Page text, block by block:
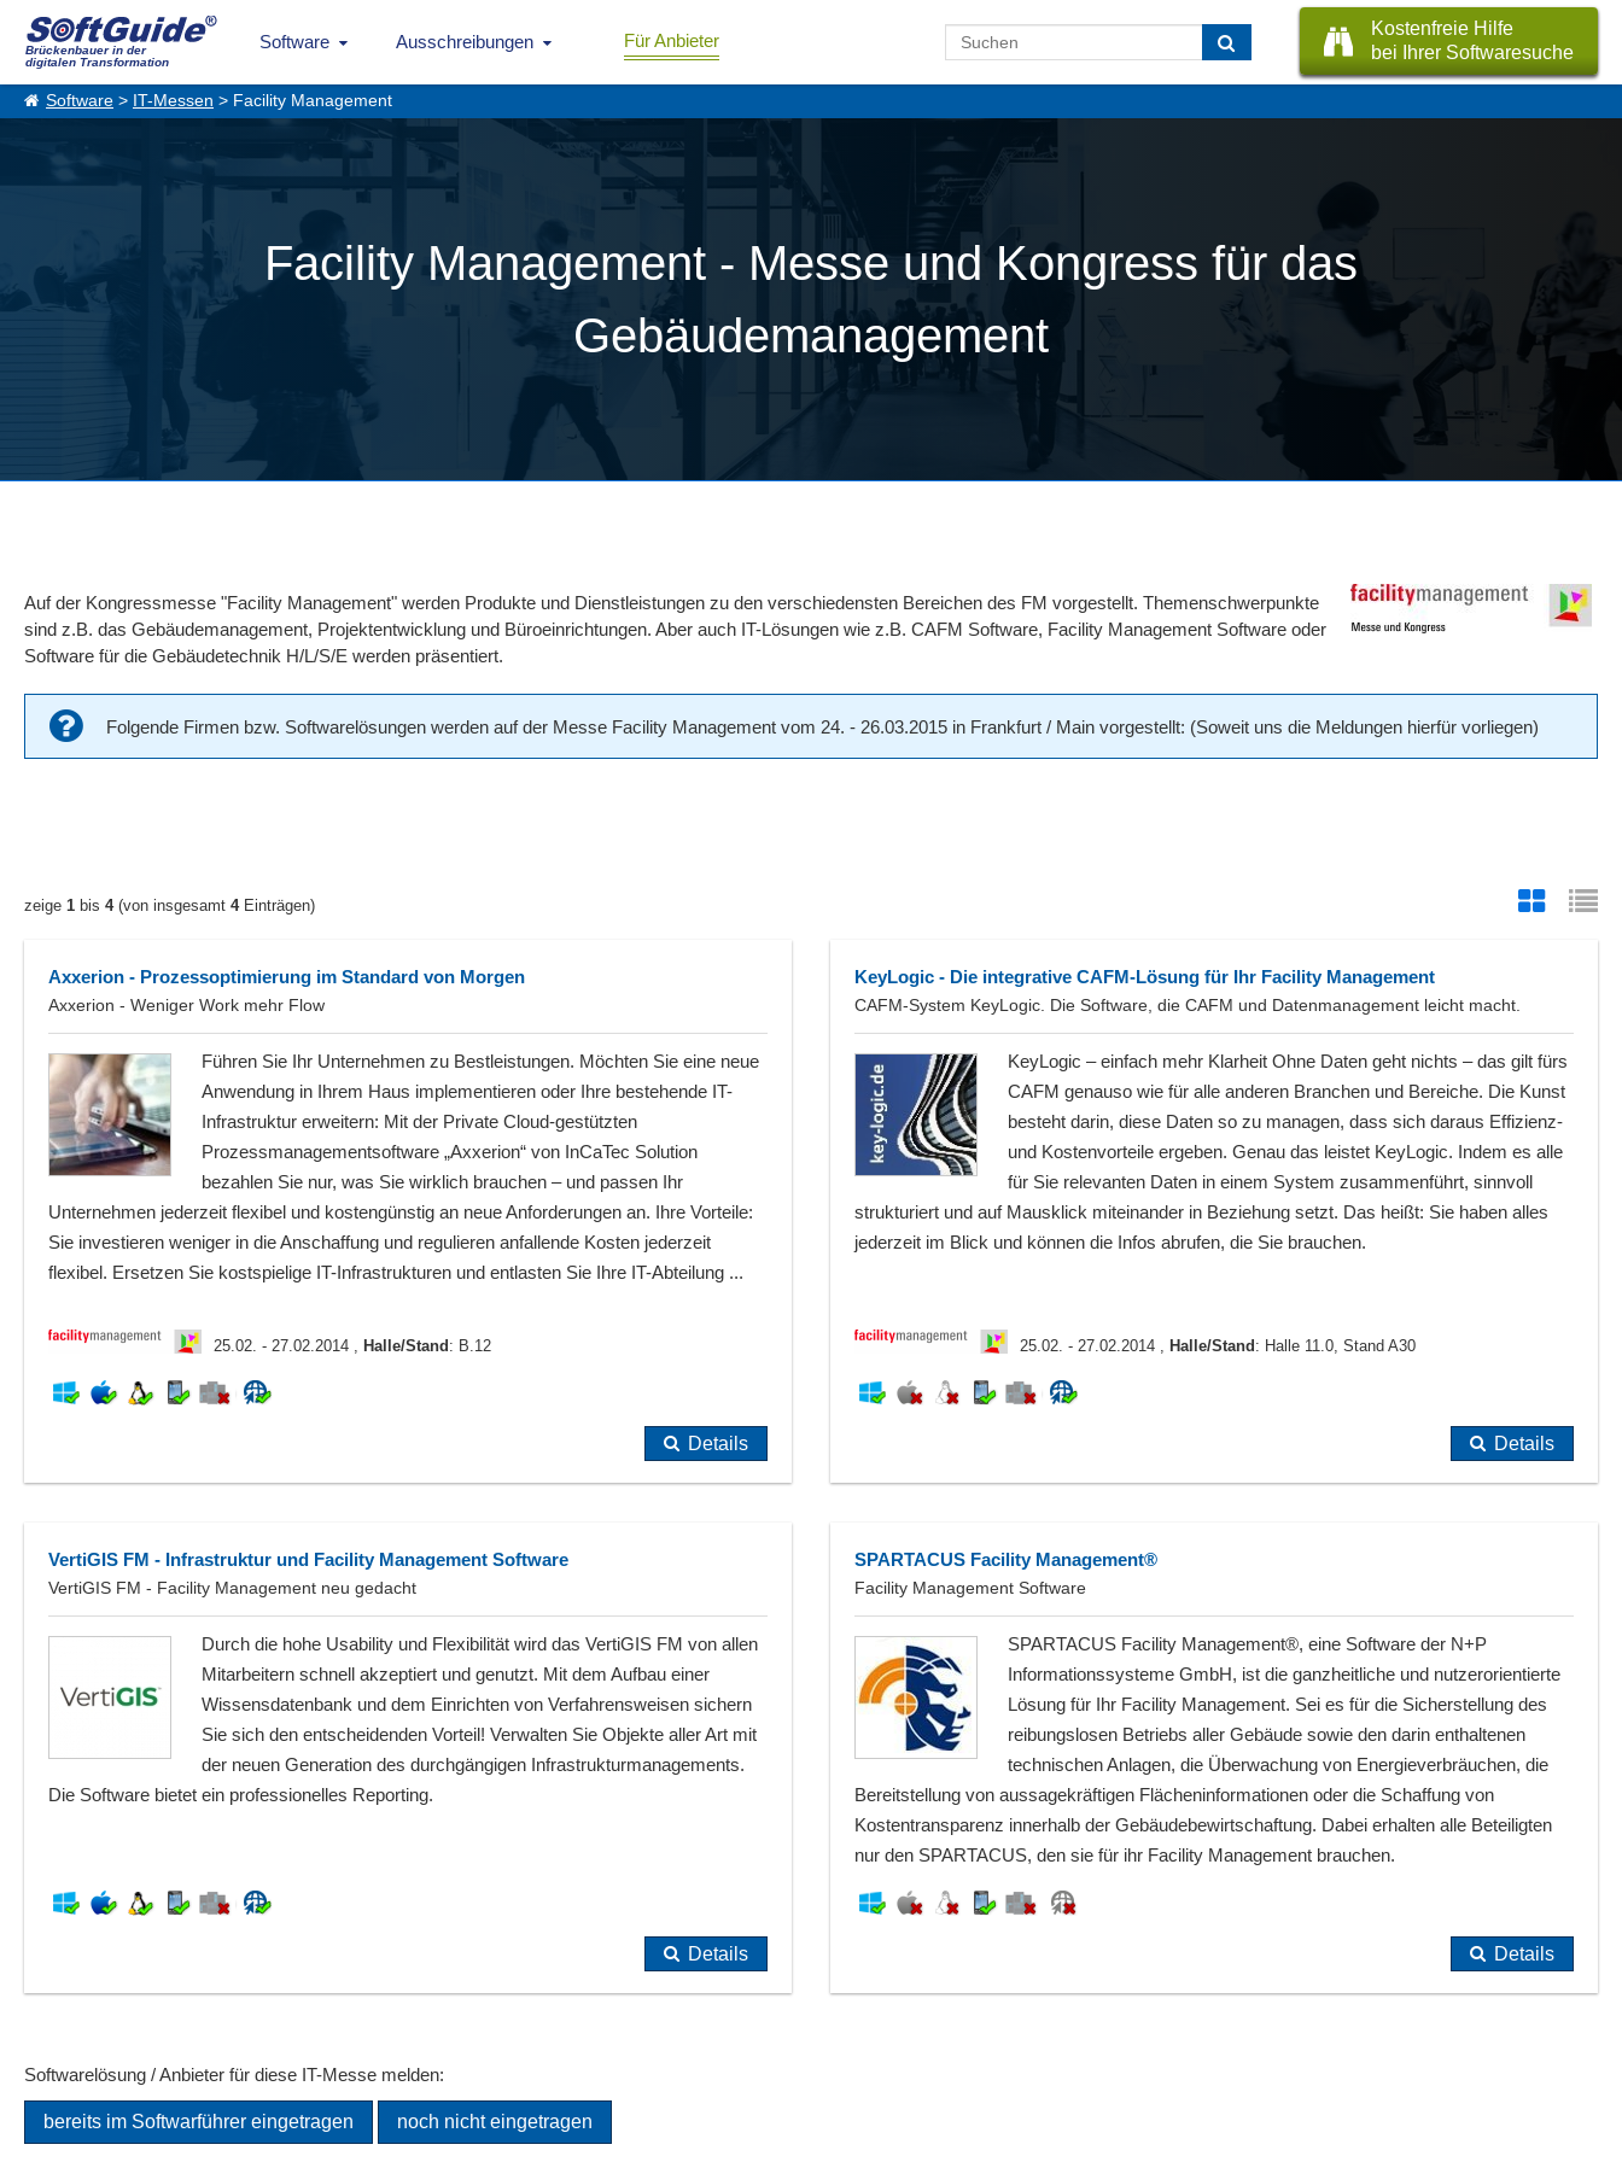
Brückenbauer in der
digitalen Transformation
Software Ausschreibungen Für Anbieter
Kostenfreie Hilfe
bei Ihrer Softwaresuche
Software > IT-Messen > Facility Management
Facility Management - Messe und Kongress für das
Gebäudemanagement
Auf der Kongressmesse "Facility Management" werden Produkte und Dienstleistungen zu den verschiedensten Bereichen des FM vorgestellt. Themenschwerpunkte
sind z.B. das Gebäudemanagement, Projektentwicklung und Büroeinrichtungen. Aber auch IT-Lösungen wie z.B. CAFM Software, Facility Management Software oder
Software für die Gebäudetechnik H/L/S/E werden präsentiert.
Folgende Firmen bzw. Softwarelösungen werden auf der Messe Facility Management vom 24. - 26.03.2015 in Frankfurt / Main vorgestellt: (Soweit uns die Meldungen hierfür vorliegen)
zeige 1 bis 4(von insgesamt 4Einträgen)
Axxerion - Prozessoptimierung im Standard von Morgen
Axxerion - Weniger Work mehr Flow
Führen Sie Ihr Unternehmen zu Bestleistungen. Möchten Sie eine neue
Anwendung in Ihrem Haus implementieren oder Ihre bestehende IT-
Infrastruktur erweitern: Mit der Private Cloud-gestützten
Prozessmanagementsoftware „Axxerion“ von InCaTec Solution
bezahlen Sie nur, was Sie wirklich brauchen – und passen Ihr
Unternehmen jederzeit flexibel und kostengünstig an neue Anforderungen an. Ihre Vorteile:
Sie investieren weniger in die Anschaffung und regulieren anfallende Kosten jederzeit
flexibel. Ersetzen Sie kostspielige IT-Infrastrukturen und entlasten Sie Ihre IT-Abteilung ...
25.02. - 27.02.2014 , Halle/Stand : B.12
Details
KeyLogic - Die integrative CAFM-Lösung für Ihr Facility Management
CAFM-System KeyLogic. Die Software, die CAFM und Datenmanagement leicht macht.
KeyLogic – einfach mehr Klarheit Ohne Daten geht nichts – das gilt fürs
CAFM genauso wie für alle anderen Branchen und Bereiche. Die Kunst
besteht darin, diese Daten so zu managen, dass sich daraus Effizienz-
und Kostenvorteile ergeben. Genau das leistet KeyLogic. Indem es alle
für Sie relevanten Daten in einem System zusammenführt, sinnvoll
strukturiert und auf Mausklick miteinander in Beziehung setzt. Das heißt: Sie haben alles
jederzeit im Blick und können die Infos abrufen, die Sie brauchen.
25.02. - 27.02.2014 , Halle/Stand : Halle 11.0, Stand A30
Details
VertiGIS FM - Infrastruktur und Facility Management Software
VertiGIS FM - Facility Management neu gedacht
Durch die hohe Usability und Flexibilität wird das VertiGIS FM von allen
Mitarbeitern schnell akzeptiert und genutzt. Mit dem Aufbau einer
Wissensdatenbank und dem Einrichten von Verfahrensweisen sichern
Sie sich den entscheidenden Vorteil! Verwalten Sie Objekte aller Art mit
der neuen Generation des durchgängigen Infrastrukturmanagements.
Die Software bietet ein professionelles Reporting.
Details
SPARTACUS Facility Management®
Facility Management Software
SPARTACUS Facility Management®, eine Software der N+P
Informationssysteme GmbH, ist die ganzheitliche und nutzerorientierte
Lösung für Ihr Facility Management. Sei es für die Sicherstellung des
reibungslosen Betriebs aller Gebäude sowie den darin enthaltenen
technischen Anlagen, die Überwachung von Energieverbräuchen, die
Bereitstellung von aussagekräftigen Flächeninformationen oder die Schaffung von
Kostentransparenz innerhalb der Gebäudebewirtschaftung. Dabei erhalten alle Beteiligten
nur den SPARTACUS, den sie für ihr Facility Management brauchen.
Details
Softwarelösung / Anbieter für diese IT-Messe melden:
bereits im Softwarführer eingetragen noch nicht eingetragen